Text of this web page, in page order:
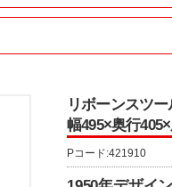
リボーンスツ
幅495×奥行
Pコード:421910